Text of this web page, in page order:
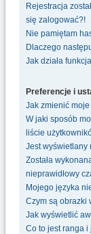
Rejestracja
się zalogować?!
Nie pamiętam
Dlaczego
Jak działa
Preferencje i
Jak zmienić
W jaki sposób
liście
Jest wyświetlany
Została
nieprawidłowy
Mojego języka
Czym są obrazki
Jak wyświetlić
Co to jest ranga